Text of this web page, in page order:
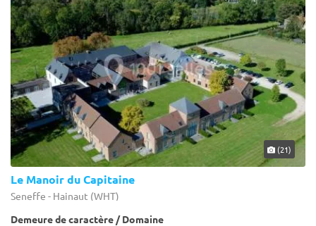
(21)
Le Manoir du Capitaine
Seneffe - Hainaut (WHT)
Demeure de caractère / Domaine